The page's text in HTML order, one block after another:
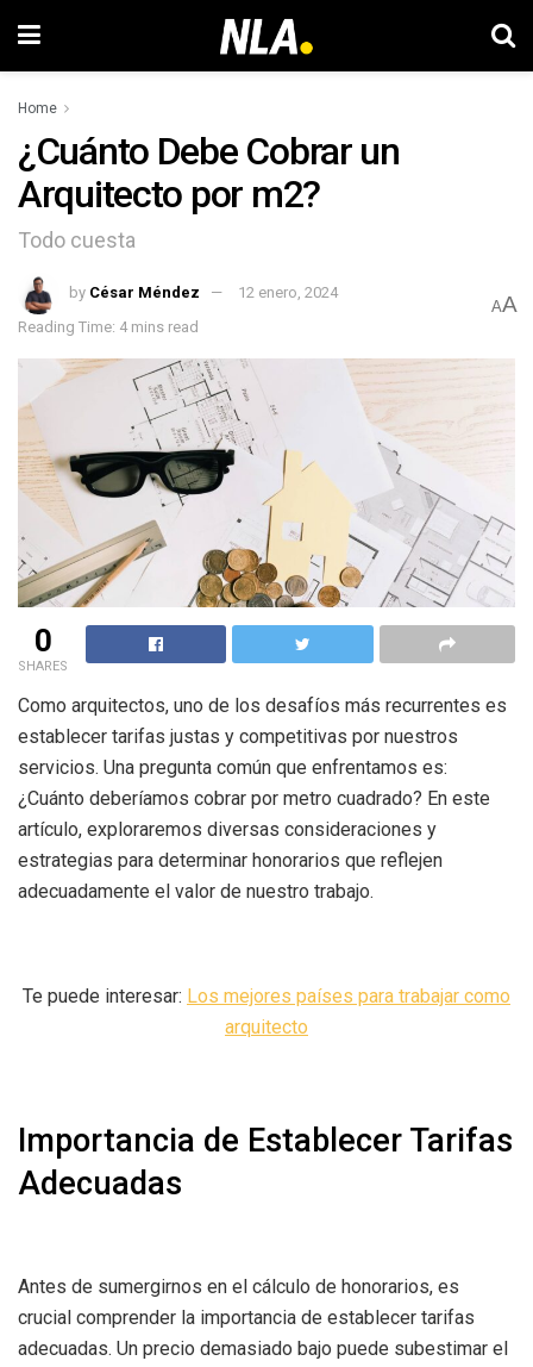
Home
¿Cuánto Debe Cobrar un
Arquitecto por m2?
Todo cuesta
by César Méndez
12 enero, 2024
Reading Time: 4 mins read
AA
0
SHARES
Como arquitectos, uno de los desafíos más recurrentes es
establecer tarifas justas y competitivas por nuestros
servicios. Una pregunta común que enfrentamos es:
¿Cuánto deberíamos cobrar por metro cuadrado? En este
artículo, exploraremos diversas consideraciones y
estrategias para determinar honorarios que reflejen
adecuadamente el valor de nuestro trabajo.
Te puede interesar: Los mejores países para trabajar como
arquitecto
Importancia de Establecer Tarifas
Adecuadas
Antes de sumergirnos en el cálculo de honorarios, es
crucial comprender la importancia de establecer tarifas
adecuadas. Un precio demasiado bajo puede subestimar el